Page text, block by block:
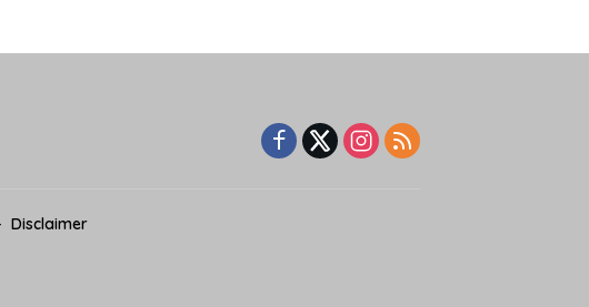
Disclaimer